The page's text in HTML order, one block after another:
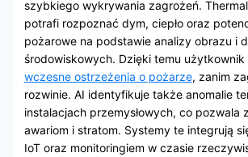
szybkiego wykrywania zagrożeń.
potrafi rozpoznać dym, ciepło oraz
pożarowe na podstawie analizy obrazu i
środowiskowych. Dzięki temu użytkownik
wczesne ostrzeżenia o pożarze, zanim
rozwinie. AI identyfikuje także anomalie
instalacjach przemysłowych, co pozwala
awariom i stratom. Systemy te integrują
IoT oraz monitoringiem w czasie